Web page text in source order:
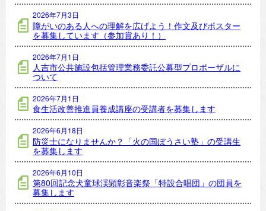
2026年7月3日
障がいのある人への理解を広げよう！作文及びポスター
を募集しています（参加賞あり！）
2026年7月1日
人吉市公共施設包括管理業務委託公募型プロポーザルに
ついて
2026年7月1日
食生活改善推進員養成講座の受講者を募集します
2026年6月18日
防災士になりませんか？「火の国ぼうさい塾」の受講生
を募集します
2026年6月10日
第80回記念犬童球渓顕彰音楽祭「特設合唱団」の団員を
募集します